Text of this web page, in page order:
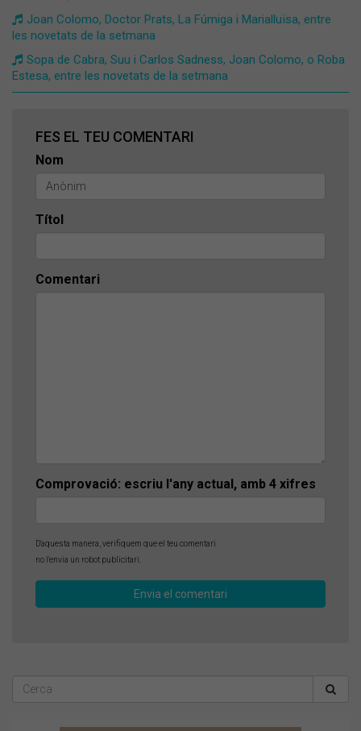
Joan Colomo, Doctor Prats, La Fúmiga i Marialluïsa, entre
les novetats de la setmana
Sopa de Cabra, Suu i Carlos Sadness, Joan Colomo, o Roba
Estesa, entre les novetats de la setmana
FES EL TEU COMENTARI
Nom
Títol
Comentari
Comprovació: escriu l'any actual, amb 4 xifres
D'aquesta manera, verifiquem que el teu comentari
no l'envia un robot publicitari.